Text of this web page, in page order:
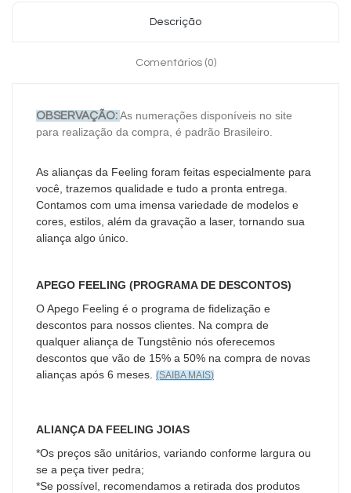
Descrição
Comentários (0)
OBSERVAÇÃO: As numerações disponíveis no site
para realização da compra, é padrão Brasileiro.
As alianças da Feeling foram feitas especialmente para
você, trazemos qualidade e tudo a pronta entrega.
Contamos com uma imensa variedade de modelos e
cores, estilos, além da gravação a laser, tornando sua
aliança algo único.
APEGO FEELING (PROGRAMA DE DESCONTOS)
O Apego Feeling é o programa de fidelização e
descontos para nossos clientes. Na compra de
qualquer aliança de Tungstênio nós oferecemos
descontos que vão de 15% a 50% na compra de novas
alianças após 6 meses. (SAIBA MAIS)
ALIANÇA DA FEELING JOIAS
*Os preços são unitários, variando conforme largura ou
se a peça tiver pedra;
*Se possível, recomendamos a retirada dos produtos